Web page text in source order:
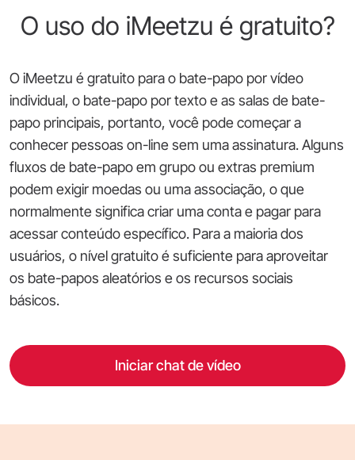
O uso do iMeetzu é gratuito?
O iMeetzu é gratuito para o bate-papo por vídeo
individual, o bate-papo por texto e as salas de bate-
papo principais, portanto, você pode começar a
conhecer pessoas on-line sem uma assinatura. Alguns
fluxos de bate-papo em grupo ou extras premium
podem exigir moedas ou uma associação, o que
normalmente significa criar uma conta e pagar para
acessar conteúdo específico. Para a maioria dos
usuários, o nível gratuito é suficiente para aproveitar
os bate-papos aleatórios e os recursos sociais
básicos.
Iniciar chat de vídeo